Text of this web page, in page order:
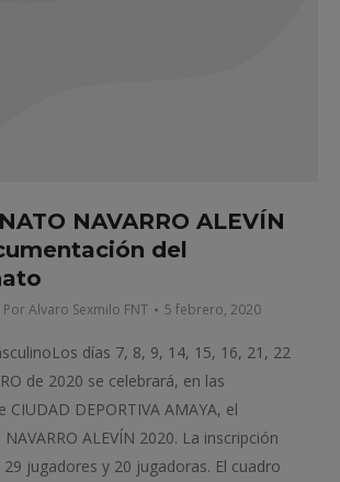
NAVARRO ALEVÍN
del
PorAlvaro Sexmilo FNT 5 febrero, 2020
días 7, 8, 9, 14, 15, 16, 21, 22
de 2020 se celebrará, en las
CIUDAD DEPORTIVA AMAYA, el
ALEVÍN 2020. La inscripción
jugadores y 20 jugadoras. El cuadro